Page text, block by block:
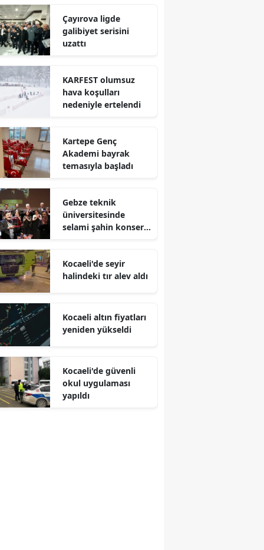
Isparta
Mersin
İzmir
Kars
Kayseri
Kırşehir
Kocaeli
Kütahya
Manisa
Mardin
Muğla
Çayırova ligde
galibiyet serisini
uzattı
KARFEST olumsuz
hava koşulları
nedeniyle ertelendi
Kartepe Genç
Akademi bayrak
temasıyla başladı
Gebze teknik
üniversitesinde
selami şahin konseri
Kocaeli'de seyir
halindeki tır alev aldı
Kocaeli altın fiyatları
yeniden yükseldi
Kocaeli'de güvenli
okul uygulaması
yapıldı